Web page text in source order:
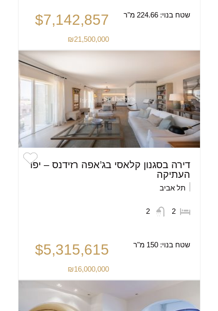
שטח בנוי:224.66 מ"ר $7,142,857
₪21,500,000
דירה בסגנון קלאסי בג’אפה רזידנס – יפו
העתיקה
תל אביב
2
2
שטח בנוי:150 מ"ר $5,315,615
₪16,000,000